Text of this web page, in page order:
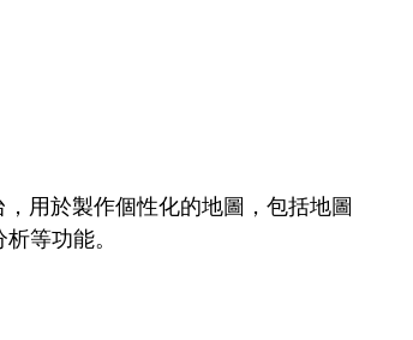
用於製作個性化的地圖，包括地圖
等功能。